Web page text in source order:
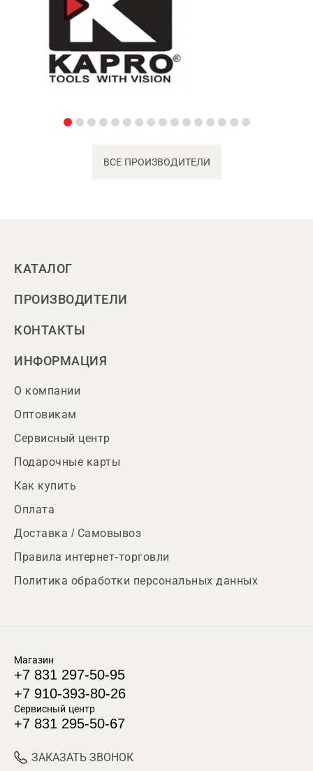
ВСЕ ПРОИЗВОДИТЕЛИ
КАТАЛОГ
ПРОИЗВОДИТЕЛИ
КОНТАКТЫ
ИНФОРМАЦИЯ
О компании
Оптовикам
Сервисный центр
Подарочные карты
Как купить
Оплата
Доставка / Самовывоз
Правила интернет-торговли
Политика обработки персональных данных
Магазин
+7 831 297-50-95
+7 910-393-80-26
Сервисный центр
+7 831 295-50-67
ЗАКАЗАТЬ ЗВОНОК